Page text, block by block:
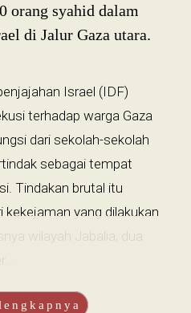
orang syahid dalam
di Jalur Gaza utara.
Israel (IDF)
terhadap warga Gaza
dari sekolah-sekolah
sebagai tempat
Tindakan brutal itu
kekejaman yang dilakukan
wilayah Jabalia, dua